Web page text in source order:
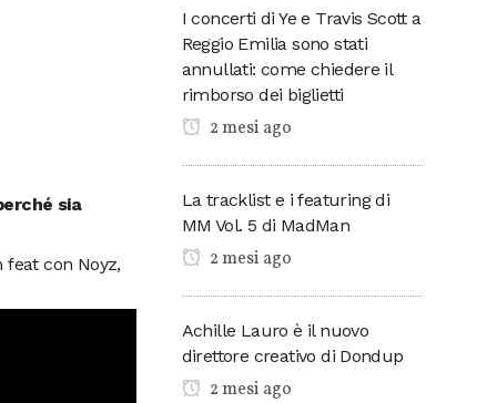
sia
feat con Noyz,
I concerti di Ye e Travis Scott a
Reggio Emilia sono stati
annullati: come chiedere il
rimborso dei biglietti
2 mesi ago
La tracklist e i featuring di
MM Vol. 5 di MadMan
2 mesi ago
Achille Lauro è il nuovo
direttore creativo di Dondup
2 mesi ago